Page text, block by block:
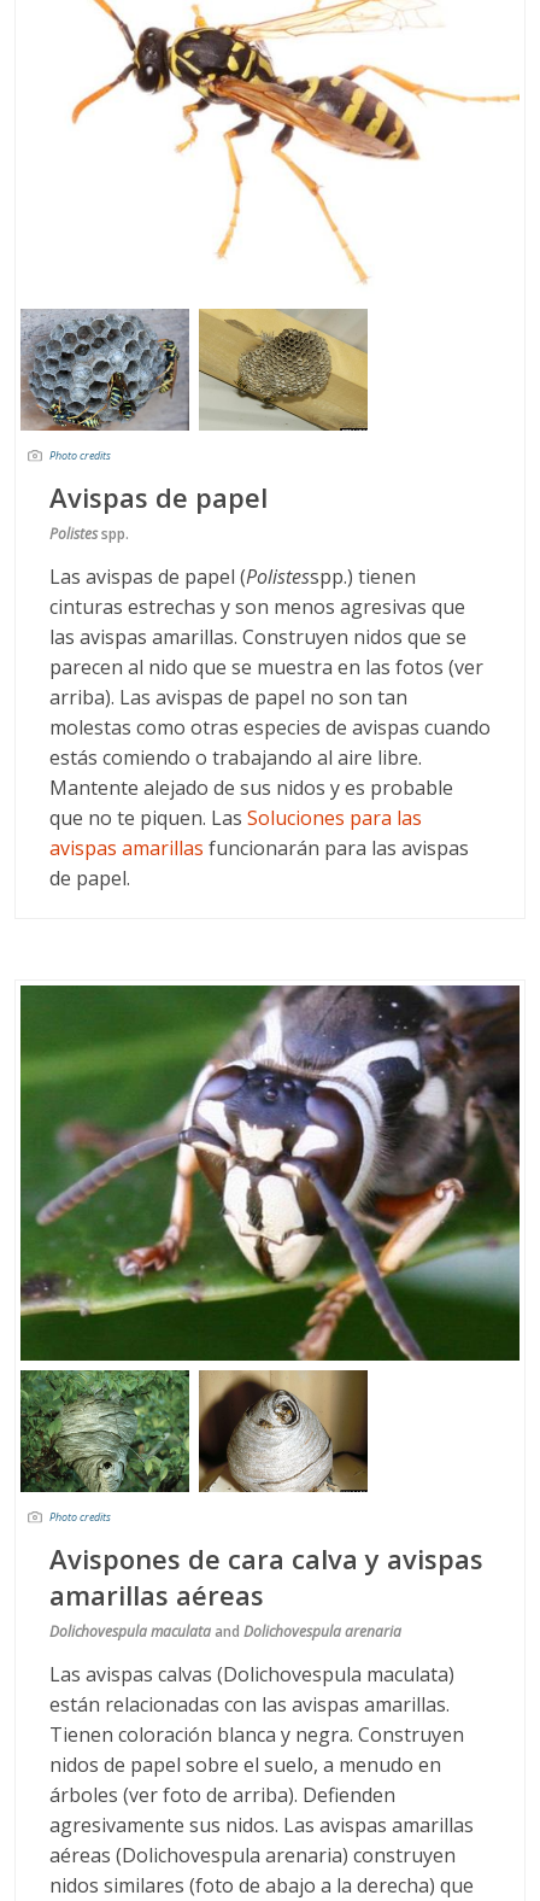
Photo credits
Avispas de papel
Polistesspp.
Las avispas de papel (Polistesspp.) tienen
cinturas estrechas y son menos agresivas que
las avispas amarillas. Construyen nidos que se
parecen al nido que se muestra en las fotos (ver
arriba). Las avispas de papel no son tan
molestas como otras especies de avispas cuando
estás comiendo o trabajando al aire libre.
Mantente alejado de sus nidos y es probable
que no te piquen. Las Soluciones para las
avispas amarillas funcionarán para las avispas
de papel.
Photo credits
Avispones de cara calva y avispas
amarillas aéreas
Dolichovespula maculata and Dolichovespula arenaria
Las avispas calvas (Dolichovespula maculata)
están relacionadas con las avispas amarillas.
Tienen coloración blanca y negra. Construyen
nidos de papel sobre el suelo, a menudo en
árboles (ver foto de arriba). Defienden
agresivamente sus nidos. Las avispas amarillas
aéreas (Dolichovespula arenaria) construyen
nidos similares (foto de abajo a la derecha) que